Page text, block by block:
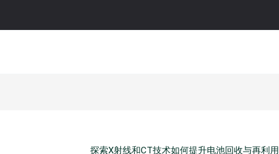
探索X射线和CT技术如何提升电池回收与再利用